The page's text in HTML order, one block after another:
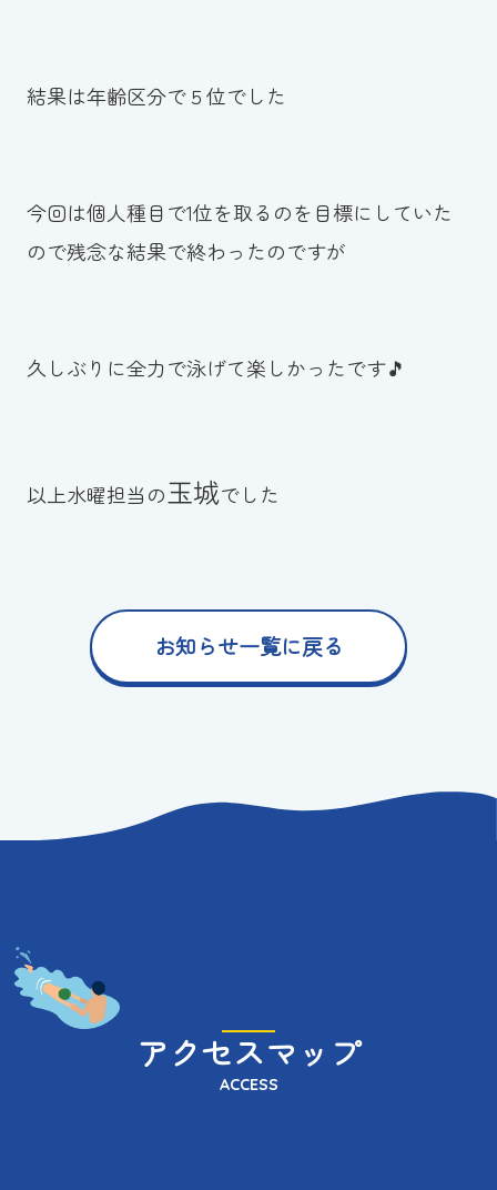
結果は年齢区分で５位でした
今回は個人種目で1位を取るのを目標にしていた
ので残念な結果で終わったのですが
久しぶりに全力で泳げて楽しかったです🎵
以上水曜担当の玉城でした
お知らせ一覧に戻る
アクセスマップ
ACCESS